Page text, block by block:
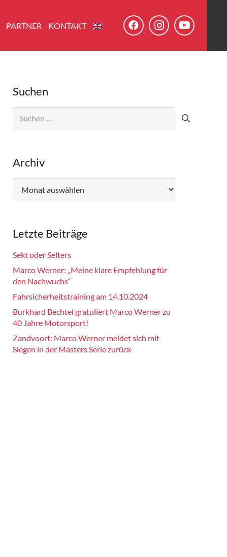
PARTNER KONTAKT
Suchen
Archiv
Letzte Beiträge
Sekt oder Selters
Marco Werner: „Meine klare Empfehlung für
den Nachwuchs“
Fahrsicherheitstraining am 14.10.2024
Burkhard Bechtel gratuliert Marco Werner zu
40 Jahre Motorsport!
Zandvoort: Marco Werner meldet sich mit
Siegen in der Masters Serie zurück